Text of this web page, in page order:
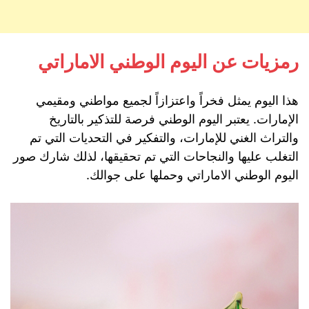
رمزيات عن اليوم الوطني الاماراتي
هذا اليوم يمثل فخراً واعتزازاً لجميع مواطني ومقيمي
الإمارات. يعتبر اليوم الوطني فرصة للتذكير بالتاريخ
والتراث الغني للإمارات، والتفكير في التحديات التي تم
التغلب عليها والنجاحات التي تم تحقيقها، لذلك شارك صور
اليوم الوطني الاماراتي وحملها على جوالك.